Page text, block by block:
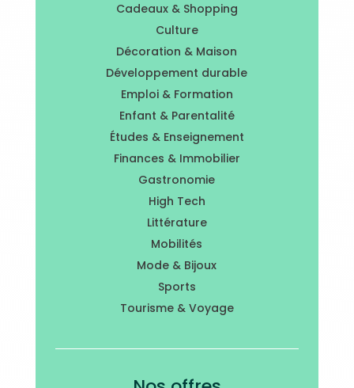
Cadeaux & Shopping
Culture
Décoration & Maison
Développement durable
Emploi & Formation
Enfant & Parentalité
Études & Enseignement
Finances & Immobilier
Gastronomie
High Tech
Littérature
Mobilités
Mode & Bijoux
Sports
Tourisme & Voyage